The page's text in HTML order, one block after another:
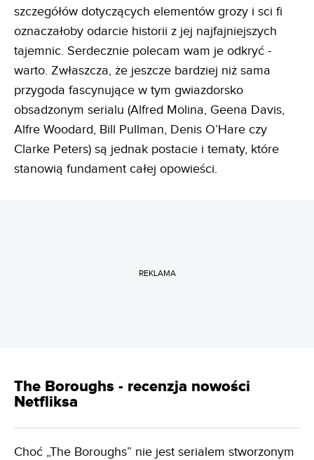
szczegółów dotyczących elementów grozy i sci fi
oznaczałoby odarcie historii z jej najfajniejszych
tajemnic. Serdecznie polecam wam je odkryć -
warto. Zwłaszcza, że jeszcze bardziej niż sama
przygoda fascynujące w tym gwiazdorsko
obsadzonym serialu (Alfred Molina, Geena Davis,
Alfre Woodard, Bill Pullman, Denis O’Hare czy
Clarke Peters) są jednak postacie i tematy, które
stanowią fundament całej opowieści.
REKLAMA
The Boroughs - recenzja nowości
Netfliksa
Choć „The Boroughs” nie jest serialem stworzonym